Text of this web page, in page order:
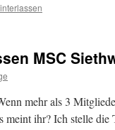
MSC
mehr als 3
meint ihr? Ich stelle